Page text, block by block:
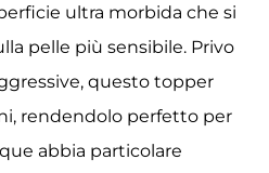
ultra morbida che si
pelle più sensibile. Privo
questo topper
rendendolo perfetto per
abbia particolare